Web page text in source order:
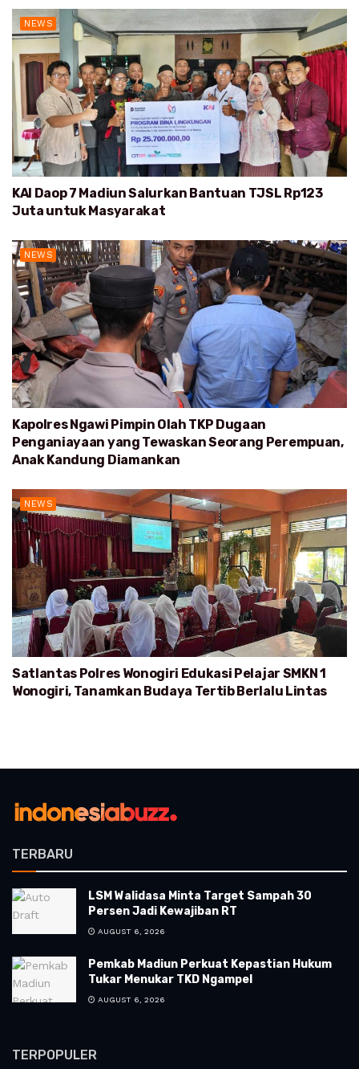
NEWS
KAI Daop 7 Madiun Salurkan Bantuan TJSL Rp123
Juta untuk Masyarakat
NEWS
Kapolres Ngawi Pimpin Olah TKP Dugaan
Penganiayaan yang Tewaskan Seorang Perempuan,
Anak Kandung Diamankan
NEWS
Satlantas Polres Wonogiri Edukasi Pelajar SMKN 1
Wonogiri, Tanamkan Budaya Tertib Berlalu Lintas
TERBARU
LSM Walidasa Minta Target Sampah 30
Persen Jadi Kewajiban RT
AUGUST 6, 2026
Pemkab Madiun Perkuat Kepastian Hukum
Tukar Menukar TKD Ngampel
AUGUST 6, 2026
TERPOPULER